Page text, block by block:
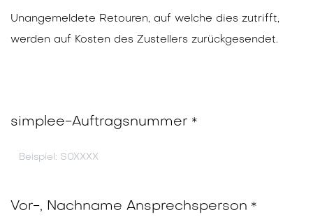
Unangemeldete Retouren, auf welche dies zutrifft,
werden auf Kosten des Zustellers zurückgesendet.
simplee-Auftragsnummer *
Vor-, Nachname Ansprechsperson *